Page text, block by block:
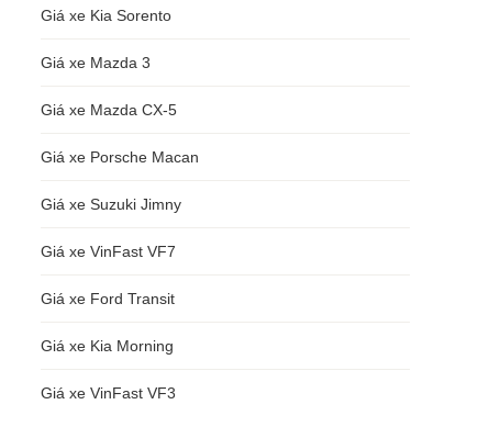
Giá xe Kia Sorento
Giá xe Mazda 3
Giá xe Mazda CX-5
Giá xe Porsche Macan
Giá xe Suzuki Jimny
Giá xe VinFast VF7
Giá xe Ford Transit
Giá xe Kia Morning
Giá xe VinFast VF3